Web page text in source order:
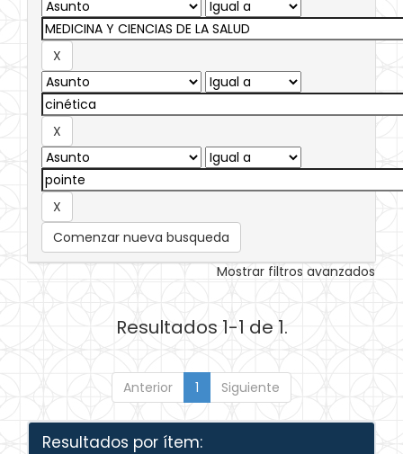
Comenzar nueva busqueda
Mostrar filtros avanzados
Resultados 1-1 de 1.
Anterior 1 Siguiente
Resultados por ítem: